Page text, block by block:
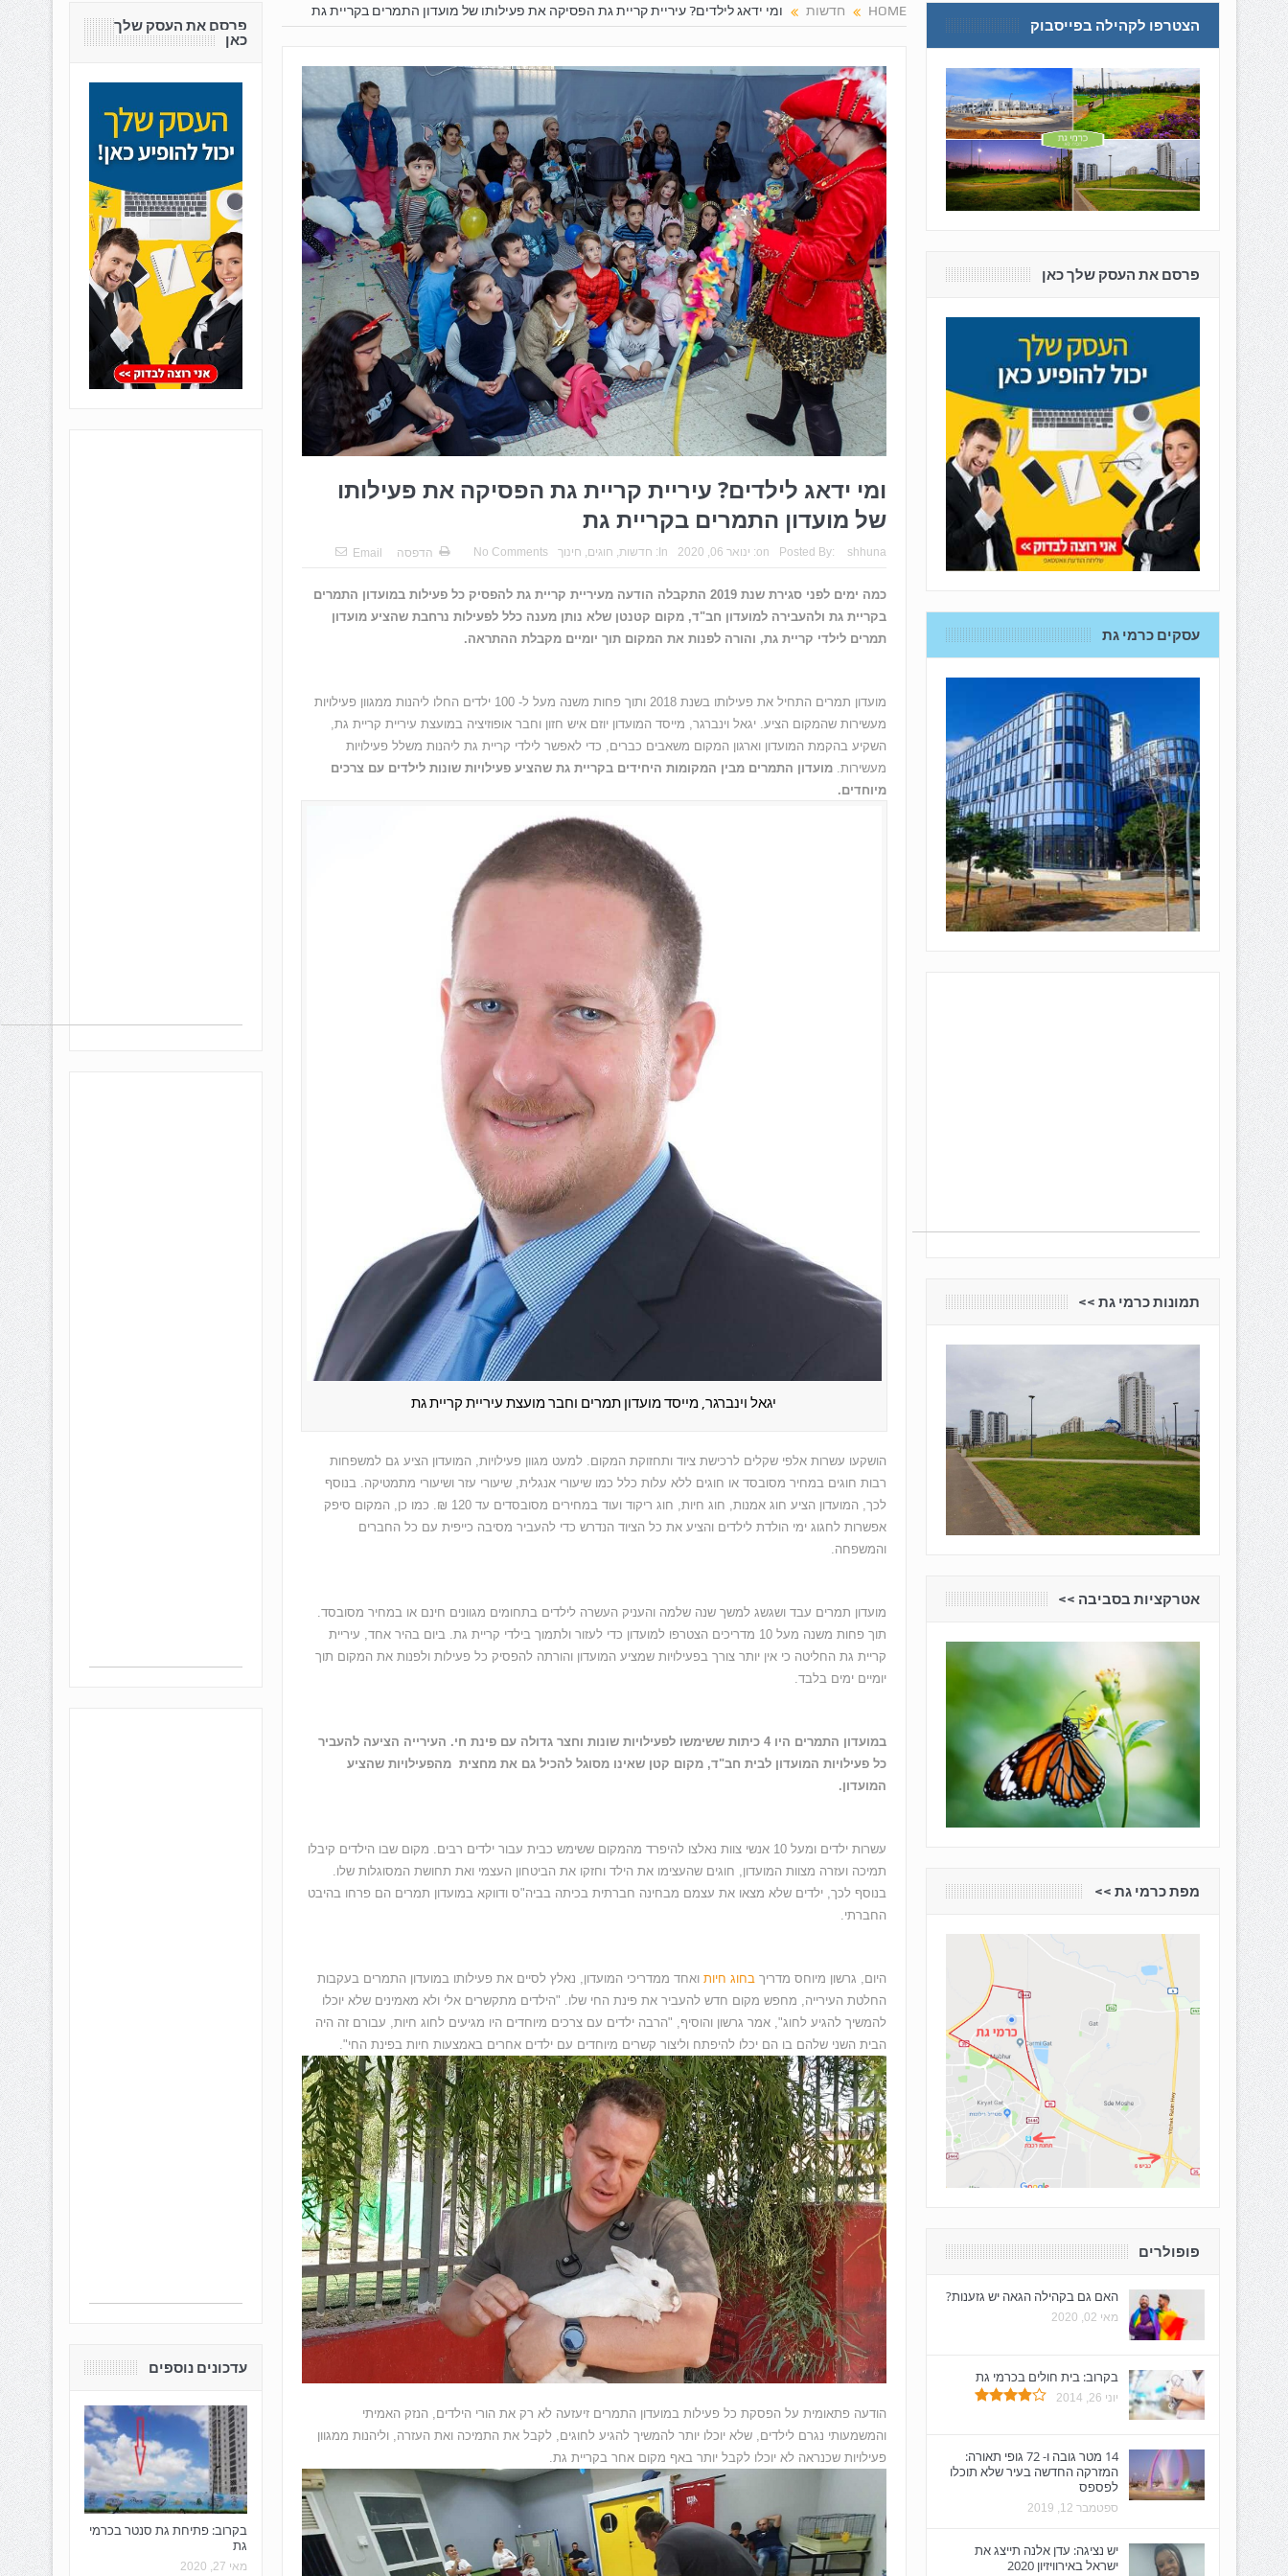
HOME חדשות ומי ידאג לילדים? עיריית קריית גת הפסיקה את פעילותו של מועדון התמרים בקריית גת
ומי ידאג לילדים? עיריית קריית גת הפסיקה את פעילותו
של מועדון התמרים בקריית גת
Posted By: shhuna
on: ינואר 06, 2020 In: חדשות חוגים חינוך No Comments הדפסה Email
כמה ימים לפני סגירת שנת 2019 התקבלה הודעה מעיריית קריית גת להפסיק כל פעילות במועדון התמרים
בקריית גת ולהעבירה למועדון חב"ד, מקום קטנטן שלא נותן מענה כלל לפעילות נרחבת שהציע מועדון
תמרים לילדי קריית גת, והורה לפנות את המקום תוך יומיים מקבלת ההתראה.
מועדון תמרים התחיל את פעילותו בשנת 2018 ותוך פחות משנה מעל ל- 100 ילדים החלו ליהנות ממגוון פעילויות
מעשירות שהמקום הציע. יגאל וינברגר, מייסד המועדון יוזם איש חזון וחבר אופוזיציה במועצת עיריית קריית גת,
השקיע בהקמת המועדון וארגון המקום משאבים כברים, כדי לאפשר לילדי קריית גת ליהנות משלל פעילויות
מעשירות.מועדון התמרים מבין המקומות היחידים בקריית גת שהציע פעילויות שונות לילדים עם צרכים
מיוחדים.
יגאל וינברגר, מייסד מועדון תמרים וחבר מועצת עיריית קריית גת
הושקעו עשרות אלפי שקלים לרכישת ציוד ותחזוקת המקום. למעט מגוון פעילויות, המועדון הציע גם למשפחות
רבות חוגים במחיר מסובסד או חוגים ללא עלות כלל כמו שיעורי אנגלית, שיעורי עזר ושיעורי מתמטיקה. בנוסף
לכך, המועדון הציע חוג אמנות, חוג חיות, חוג ריקוד ועוד במחירים מסובסדים עד 120 ₪. כמו כן, המקום סיפק
אפשרות לחגוג ימי הולדת לילדים והציע את כל הציוד הנדרש כדי להעביר מסיבה כייפית עם כל החברים
והמשפחה.
מועדון תמרים עבד ושגשג למשך שנה שלמה והעניק העשרה לילדים בתחומים מגוונים חינם או במחיר מסובסד.
תוך פחות משנה מעל 10 מדריכים הצטרפו למועדון כדי לעזור ולתמוך בילדי קריית גת. ביום בהיר אחד, עיריית
קריית גת החליטה כי אין יותר צורך בפעילויות שמציע המועדון והורתה להפסיק כל פעילות ולפנות את המקום תוך
יומיים ימים בלבד.
במועדון התמרים היו 4 כיתות ששימשו לפעילויות שונות וחצר גדולה עם פינת חי. העירייה הציעה להעביר
כל פעילויות המועדון לבית חב"ד, מקום קטן שאינו מסוגל להכיל גם את מחצית מהפעילויות שהציע
המועדון.
עשרות ילדים ומעל 10 אנשי צוות נאלצו להיפרד מהמקום ששימש כבית עבור ילדים רבים. מקום שבו הילדים קיבלו
תמיכה ועזרה מצוות המועדון, חוגים שהעצימו את הילד וחזקו את הביטחון העצמי ואת תחושת המסוגלות שלו.
בנוסף לכך, ילדים שלא מצאו את עצמם מבחינה חברתית בכיתה בביה"ס ודווקא במועדון תמרים הם פרחו בהיבט
החברתי.
היום, גרשון מיוחס מדריך בחוג חיות ואחד ממדריכי המועדון, נאלץ לסיים את פעילותו במועדון התמרים בעקבות
החלטת העירייה, מחפש מקום חדש להעביר את פינת החי שלו. "הילדים מתקשרים אלי ולא מאמינים שלא יוכלו
להמשיך להגיע לחוג", אמר גרשון והוסיף, "הרבה ילדים עם צרכים מיוחדים היו מגיעים לחוג חיות, עבורם זה היה
הבית השני שלהם בו הם יכלו להיפתח וליצור קשרים מיוחדים עם ילדים אחרים באמצעות חיות בפינת החי".
הודעה פתאומית על הפסקת כל פעילות במועדון התמרים זיעזעה לא רק את הורי הילדים, הנזק האמיתי
והמשמעותי נגרם לילדים, שלא יוכלו יותר להמשיך להגיע לחוגים, לקבל את התמיכה ואת העזרה, וליהנות ממגוון
פעילויות שכנראה לא יוכלו לקבל יותר באף מקום אחר בקריית גת.
פרסם את העסק שלך
כאן
עדכונים נוספים
בקרוב: פתיחת גת סנטר בכרמי
גת
מאי 27, 2020
הצטרפו לקהילה בפייסבוק
פרסם את העסק שלך כאן
עסקים כרמי גת
תמונות כרמי גת <<
אטרקציות בסביבה <<
מפת כרמי גת <<
פופולרים
האם גם בקהילה הגאה יש גזענות?
מאי 02, 2020
בקרוב: בית חולים בכרמי גת
יוני 26, 2014
14 מטר גובה ו- 72 גופי תאורה:
המזרקה החדשה בעיר שלא תוכלו
לפספס
ספטמבר 12, 2019
יש נציגה: עדן אלנה תייצג את
ישראל באירוויזיון 2020